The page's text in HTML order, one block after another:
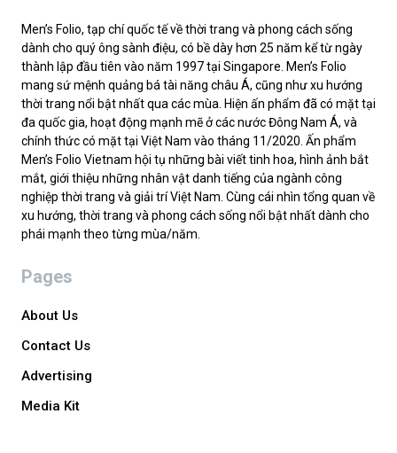
Men’s Folio, tạp chí quốc tế về thời trang và phong cách sống
dành cho quý ông sành điệu, có bề dày hơn 25 năm kể từ ngày
thành lập đầu tiên vào năm 1997 tại Singapore. Men’s Folio
mang sứ mệnh quảng bá tài năng châu Á, cũng như xu hướng
thời trang nổi bật nhất qua các mùa. Hiện ấn phẩm đã có mặt tại
đa quốc gia, hoạt động mạnh mẽ ở các nước Đông Nam Á, và
chính thức có mặt tại Việt Nam vào tháng 11/2020. Ấn phẩm
Men’s Folio Vietnam hội tụ những bài viết tinh hoa, hình ảnh bắt
mắt, giới thiệu những nhân vật danh tiếng của ngành công
nghiệp thời trang và giải trí Việt Nam. Cùng cái nhìn tổng quan về
xu hướng, thời trang và phong cách sống nổi bật nhất dành cho
phái mạnh theo từng mùa/năm.
Pages
About Us
Contact Us
Advertising
Media Kit